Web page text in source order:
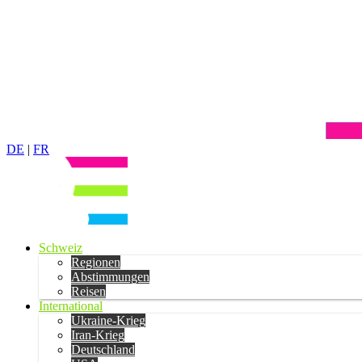
DE | FR
Schweiz
Regionen
Abstimmungen
Reisen
International
Ukraine-Krieg
Iran-Krieg
Deutschland